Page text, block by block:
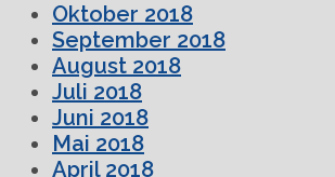
Oktober 2018
September 2018
August 2018
Juli 2018
Juni 2018
Mai 2018
April 2018